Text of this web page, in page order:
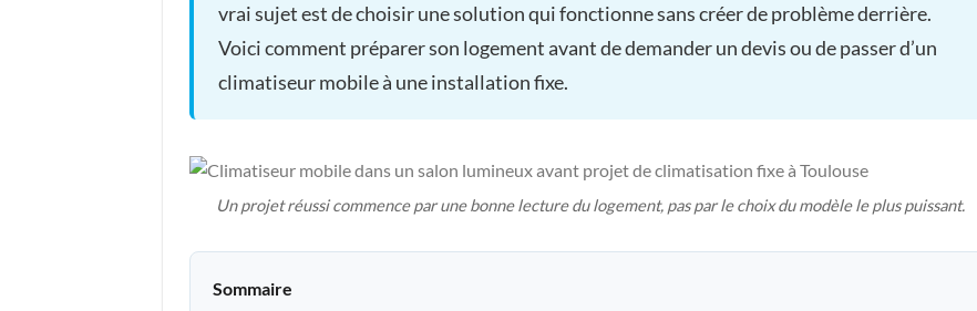
vrai sujet est de choisir une solution qui fonctionne sans créer de problème derrière.
Voici comment préparer son logement avant de demander un devis ou de passer d’un
climatiseur mobile à une installation fixe.
Un projet réussi commence par une bonne lecture du logement, pas par le choix du modèle le plus puissant.
Sommaire